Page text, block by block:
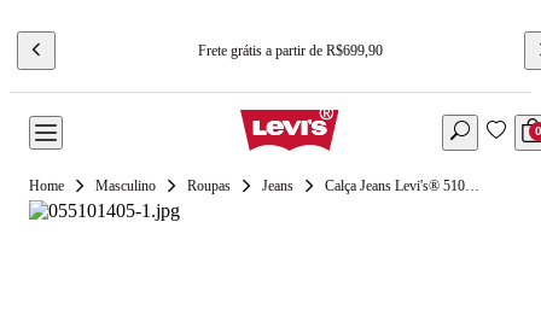
Frete grátis a partir de R$699,90
0
Masculino Roupas Jeans Calça Jeans Levi's® 510® Skinny Lavagem Escura